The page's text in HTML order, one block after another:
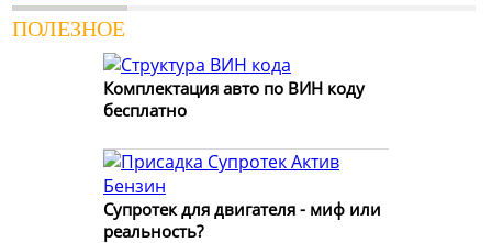
ПОЛЕЗНОЕ
Комплектация авто по ВИН коду
бесплатно
Супротек для двигателя - миф или
реальность?